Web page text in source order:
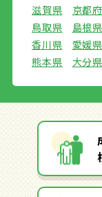
滋賀県
京都府
鳥取県
島根県
香川県
愛媛県
熊本県
大分県